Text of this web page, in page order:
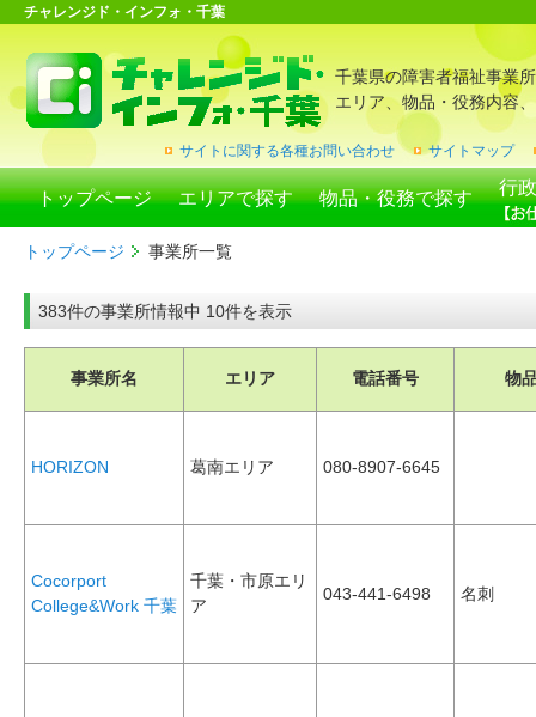
チャレンジド・インフォ・千葉
千葉県の障害者福祉事業
エリア、物品・役務内容
サイトに関する各種お問い合わせ サイトマップ
トップページ エリアで探す 物品・役務で探す
行
トップページ 事業所一覧
383件の事業所情報中 10件を表示
事業所名 エリア 電話番号 物
HORIZON 葛南エリア 080-8907-6645
Cocorport
College&Work 千葉
千葉・市原エリ
ア
043-441-6498 名刺